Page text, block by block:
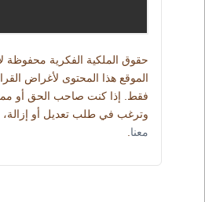
حقوق الملكية الفكرية محفوظة
الموقع هذا المحتوى لأغراض
فقط. إذا كنت صاحب الحق أو
وترغب في طلب تعديل أو
معنا